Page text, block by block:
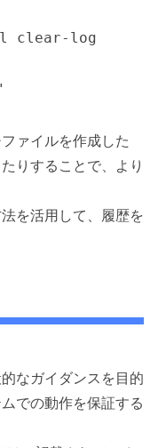
clear-log
ァイルを作成した
りすることで、より
を活用して、履歴を
なガイダンスを目的
での動作を保証する